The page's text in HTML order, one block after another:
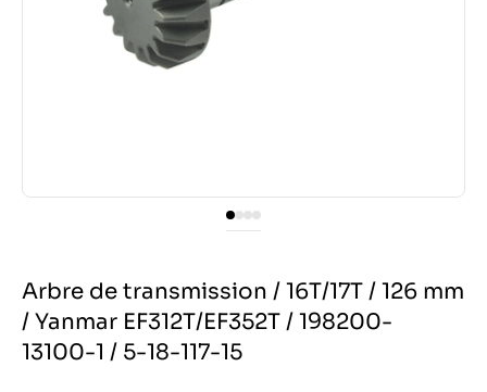
Arbre de transmission / 16T/17T / 126 mm
/ Yanmar EF312T/EF352T / 198200-
13100-1 / 5-18-117-15